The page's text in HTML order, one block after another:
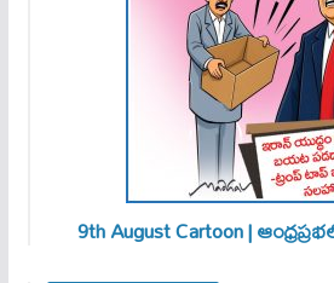
9th August Cartoon |